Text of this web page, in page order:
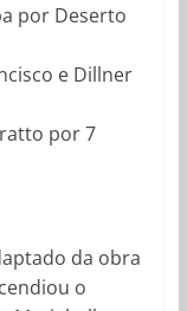
por Deserto
e Dillner
por 7
da obra
o